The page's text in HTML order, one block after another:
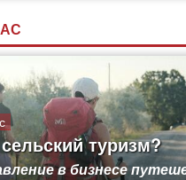
туризм?
в бизнесе